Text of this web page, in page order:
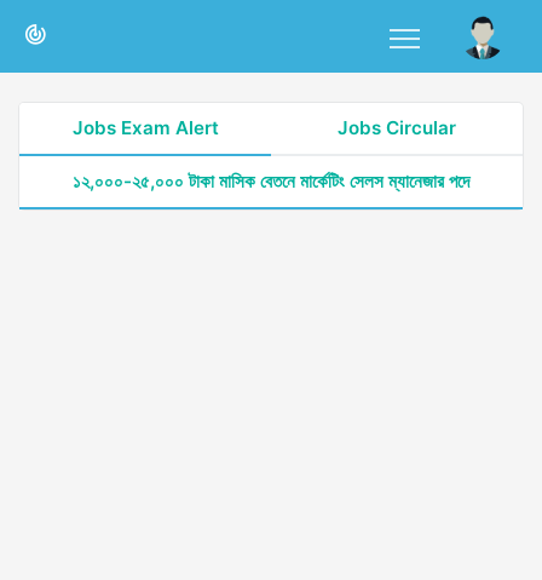
Jobs Exam Alert Jobs Circular
১২,০০০-২৫,০০০ টাকা মাসিক বেতনে মার্কেটিং সেলস ম্যানেজার পদে